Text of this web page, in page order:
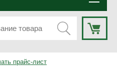
прайс-лист